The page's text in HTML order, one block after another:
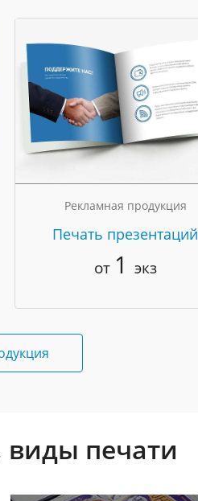
Рекламная продукция
Печать презентаций
от 1 экз
виды печати